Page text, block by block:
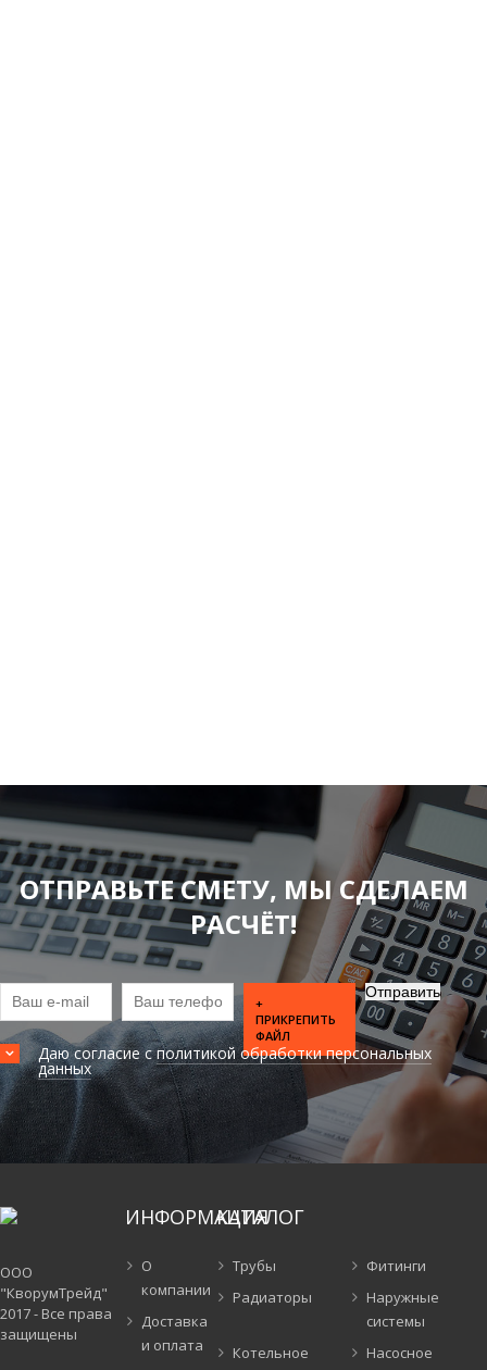
ОТПРАВЬТЕ СМЕТУ, МЫ СДЕЛАЕМ
РАСЧЁТ!
+
ПРИКРЕПИТЬ
ФАЙЛ
Даю согласие сполитикой обработки персональных
данных
ООО
"КворумТрейд"
2017 - Все права
защищены
ИНФОРМАЦИЯ
О
компании
Доставка
и оплата
КАТАЛОГ
Трубы
Фитинги
Радиаторы
Наружные
системы
Котельное
Насосное